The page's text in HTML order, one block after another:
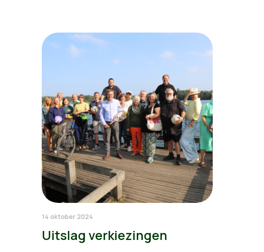
14 oktober 2024
Uitslag verkiezingen